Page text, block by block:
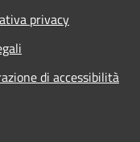
privacy
di accessibilità